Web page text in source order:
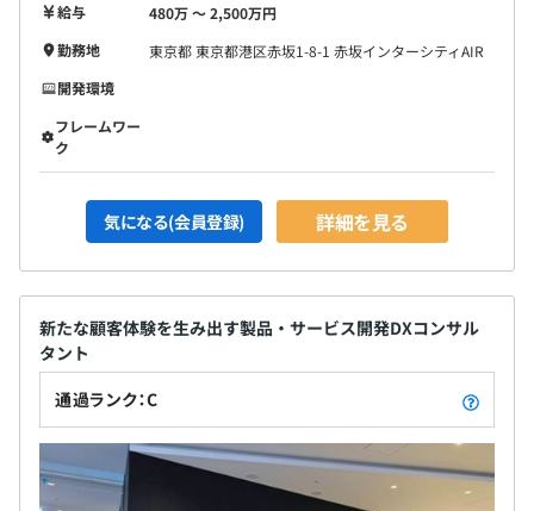
給与
480万 〜 2,500万円
勤務地
東京都 東京都港区赤坂1-8-1 赤坂インターシティAIR
開発環境
フレームワー
ク
気になる(会員登録) 詳細を見る
新たな顧客体験を生み出す製品・サービス開発DXコンサル
タント
通過ランク：C